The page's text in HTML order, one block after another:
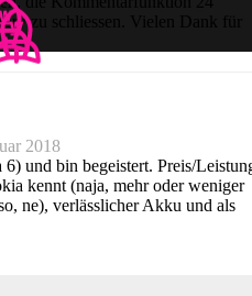
zu schliessen. Vielen Dank für
2018
und bin begeistert. Preis/
kennt (naja, mehr oder weniger
ne), verlässlicher Akku und als